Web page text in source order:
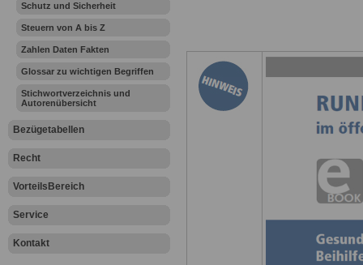
Schutz und Sicherheit
Steuern von A bis Z
Zahlen Daten Fakten
Glossar zu wichtigen Begriffen
Stichwortverzeichnis und
Autorenübersicht
Bezügetabellen
Recht
VorteilsBereich
Service
Kontakt